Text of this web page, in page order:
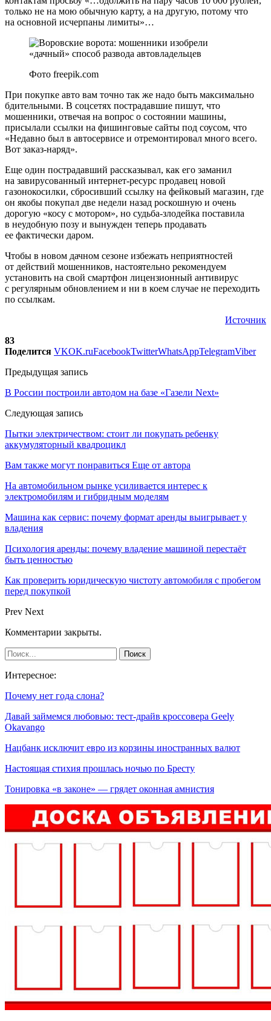
только не на мою обычную карту, а на другую, потому что
на основной исчерпаны лимиты»…
Фото freepik.com
При покупке авто вам точно так же надо быть максимально
бдительными. В соцсетях пострадавшие пишут, что
мошенники, отвечая на вопрос о состоянии машины,
присылали ссылки на фишинговые сайты под соусом, что
«Недавно был в автосервисе и отремонтировал много всего.
Вот заказ-наряд».
Еще один пострадавший рассказывал, как его заманил
на завирусованный интернет-ресурс продавец новой
газонокосилки, сбросивший ссылку на фейковый магазин, где
он якобы покупал две недели назад роскошную и очень
дорогую «косу с мотором», но судьба-злодейка поставила
в неудобную позу и вынужден теперь продавать
ее фактически даром.
Чтобы в новом дачном сезоне избежать неприятностей
от действий мошенников, настоятельно рекомендуем
установить на свой смартфон лицензионный антивирус
с регулярным обновлением и ни в коем случае не переходить
по ссылкам.
Источник
83
Поделится VKOK.ruFacebookTwitterWhatsAppTelegramViber
Предыдущая запись
В России построили автодом на базе «Газели Next»
Следующая запись
Пытки электричеством: стоит ли покупать ребенку
аккумуляторный квадроцикл
Вам также могут понравиться Еще от автора
На автомобильном рынке усиливается интерес к
электромобилям и гибридным моделям
Машина как сервис: почему формат аренды выигрывает у
владения
Психология аренды: почему владение машиной перестаёт
быть ценностью
Как проверить юридическую чистоту автомобиля с пробегом
перед покупкой
Prev Next
Комментарии закрыты.
Интересное:
Почему нет года слона?
Давай займемся любовью: тест-драйв кроссовера Geely
Okavango
Нацбанк исключит евро из корзины иностранных валют
Настоящая стихия прошлась ночью по Бресту
Тонировка «в законе» — грядет оконная амнистия